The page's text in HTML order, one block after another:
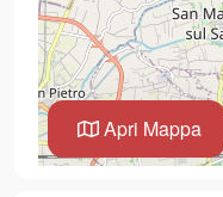
Apri Mappa